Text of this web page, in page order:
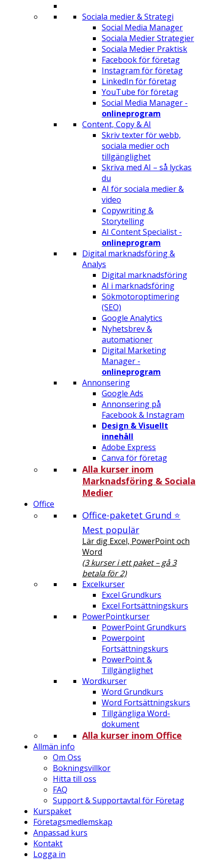
Sociala medier & Strategi
Social Media Manager
Sociala Medier Strategier
Sociala Medier Praktisk
Facebook för företag
Instagram för företag
LinkedIn för företag
YouTube för företag
Social Media Manager -
onlineprogram
Content, Copy & AI
Skriv texter för webb,
sociala medier och
tillgänglighet
Skriva med AI – så lyckas
du
AI för sociala medier &
video
Copywriting &
Storytelling
AI Content Specialist -
onlineprogram
Digital marknadsföring &
Analys
Digital marknadsföring
AI i marknadsföring
Sökmotoroptimering
(SEO)
Google Analytics
Nyhetsbrev &
automationer
Digital Marketing
Manager -
onlineprogram
Annonsering
Google Ads
Annonsering på
Facebook & Instagram
Design & Visuellt
innehåll
Adobe Express
Canva för företag
Alla kurser inom
Marknadsföring & Sociala
Medier
Office
Office-paketet Grund ⭐
Mest populär
Lär dig Excel, PowerPoint och
Word
(3 kurser i ett paket – gå 3
betala för 2)
Excelkurser
Excel Grundkurs
Excel Fortsättningskurs
PowerPointkurser
PowerPoint Grundkurs
Powerpoint
Fortsättningskurs
PowerPoint &
Tillgänglighet
Wordkurser
Word Grundkurs
Word Fortsättningskurs
Tillgängliga Word-
dokument
Alla kurser inom Office
Allmän info
Om Oss
Bokningsvillkor
Hitta till oss
FAQ
Support & Supportavtal för Företag
Kurspaket
Företagsmedlemskap
Anpassad kurs
Kontakt
Logga in